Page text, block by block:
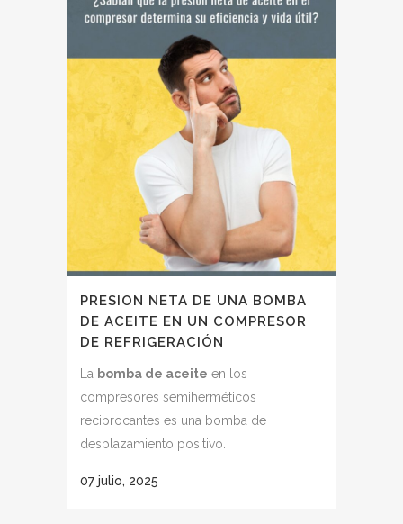
PRESION NETA DE UNA BOMBA
DE ACEITE EN UN COMPRESOR
DE REFRIGERACIÓN
La bomba de aceite en los
compresores semiherméticos
reciprocantes es una bomba de
desplazamiento positivo.
07 julio, 2025